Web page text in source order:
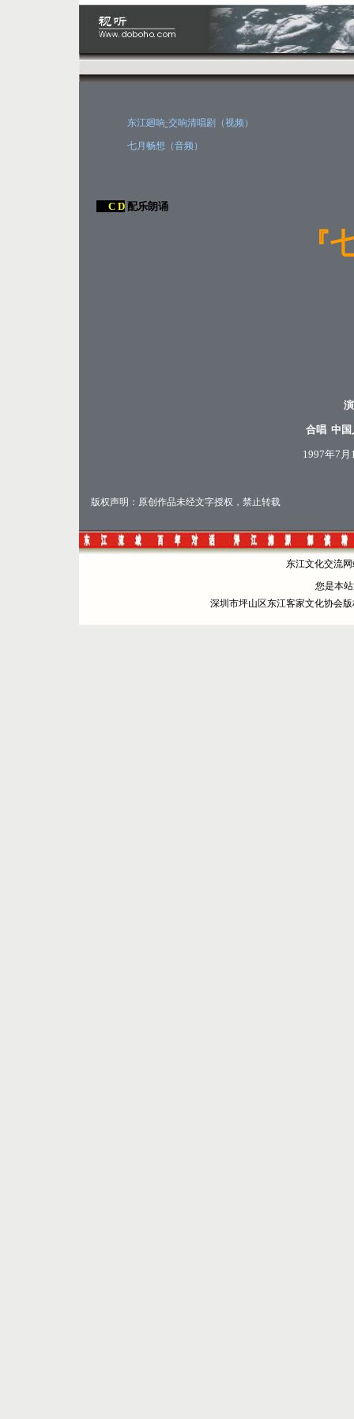
东江廻响·交响清唱剧 （视频）
七月畅想（音频）
C D 配乐朗诵
『
合唱 中
1997年7
版权声明：原创作品未经文字授权，禁止转载
东江文化交流
您是本
深圳市坪山区东江客家文化协